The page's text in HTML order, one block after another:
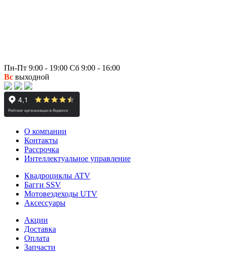
Пн-Пт 9:00 - 19:00 Сб 9:00 - 16:00
Вс выходной
О компании
Контакты
Рассрочка
Интеллектуальное управление
Квадроциклы ATV
Багги SSV
Мотовездеходы UTV
Аксессуары
Акции
Доставка
Оплата
Запчасти